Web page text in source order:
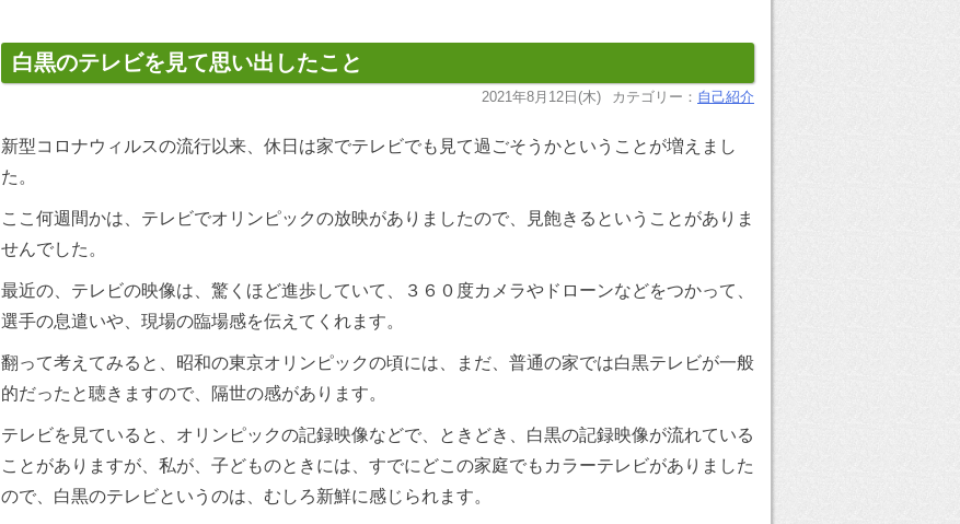
白黒のテレビを見て思い出したこと
2021年8月12日(木) カテゴリー： 自己紹介
新型コロナウィルスの流行以来、休日は家でテレビでも見て過ごそうかということが増えまし
た。
ここ何週間かは、テレビでオリンピックの放映がありましたので、見飽きるということがありま
せんでした。
最近の、テレビの映像は、驚くほど進歩していて、３６０度カメラやドローンなどをつかって、
選手の息遣いや、現場の臨場感を伝えてくれます。
翻って考えてみると、昭和の東京オリンピックの頃には、まだ、普通の家では白黒テレビが一般
的だったと聴きますので、隔世の感があります。
テレビを見ていると、オリンピックの記録映像などで、ときどき、白黒の記録映像が流れている
ことがありますが、私が、子どものときには、すでにどこの家庭でもカラーテレビがありました
ので、白黒のテレビというのは、むしろ新鮮に感じられます。